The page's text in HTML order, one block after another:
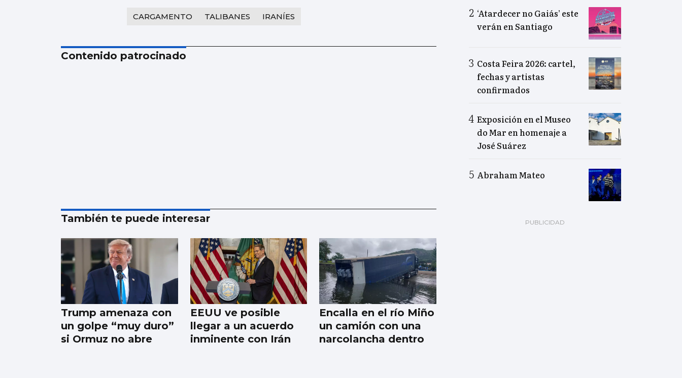
CARGAMENTO TALIBANES IRANÍES
Contenido patrocinado
También te puede interesar
Trump amenaza con
un golpe “muy duro”
si Ormuz no abre
EEUU ve posible
llegar a un acuerdo
inminente con Irán
Encalla en el río Miño
un camión con una
narcolancha dentro
‘Atardecer no Gaiás’ este
verán en Santiago
Costa Feira 2026: cartel,
fechas y artistas
confirmados
Exposición en el Museo
do Mar en homenaje a
José Suárez
Abraham Mateo